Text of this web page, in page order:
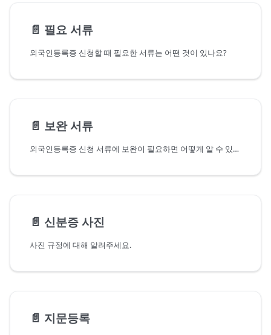
📄️ 필요 서류
외국인등록증 신청할 때 필요한 서류는 어떤 것이 있나요?
📄️ 보완 서류
외국인등록증 신청 서류에 보완이 필요하면 어떻게 알 수 있나요?
📄️ 신분증 사진
사진 규정에 대해 알려주세요.
📄️ 지문등록